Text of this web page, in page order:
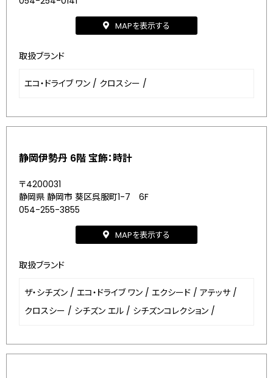
MAPを表示する
取扱ブランド
エコ・ドライブ ワン / クロスシー /
静岡伊勢丹 6階 宝飾：時計
〒4200031
静岡県 静岡市 葵区呉服町1-7 6F
054-255-3855
MAPを表示する
取扱ブランド
ザ・シチズン / エコ・ドライブ ワン / エクシード / アテッサ /
クロスシー / シチズン エル / シチズンコレクション /